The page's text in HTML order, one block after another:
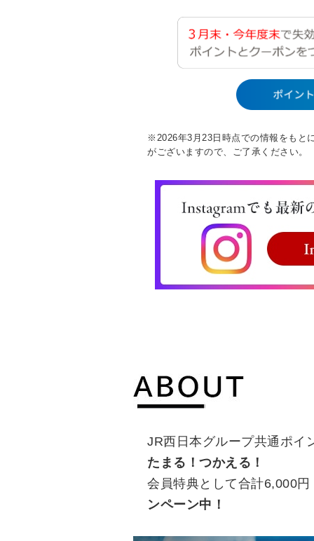
※2026年3月23日時点での情報をもと
がございますので、ご了承ください。
JR西日本グループ共通ポイ
たまる！つかえる！
会員特典として合計6,000
ンペーン中！